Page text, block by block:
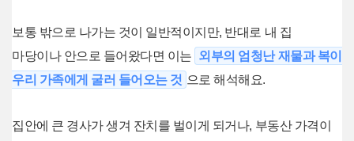
보통 밖으로 나가는 것이 일반적이지만, 반대로 내 집
마당이나 안으로 들어왔다면 이는 외부의 엄청난 재물과 복이
우리 가족에게 굴러 들어오는 것 으로 해석해요.
집안에 큰 경사가 생겨 잔치를 벌이게 되거나, 부동산 가격이